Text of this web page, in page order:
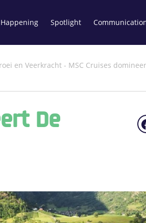
Happening Spotlight
en Veerkracht - MSC Cruises
De